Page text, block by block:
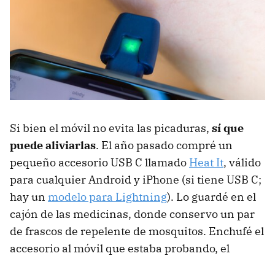
Si bien el móvil no evita las picaduras, sí que
puede aliviarlas. El año pasado compré un
pequeño accesorio USB C llamado Heat It, válido
para cualquier Android y iPhone (si tiene USB C;
hay un modelo para Lightning). Lo guardé en el
cajón de las medicinas, donde conservo un par
de frascos de repelente de mosquitos. Enchufé el
accesorio al móvil que estaba probando, el